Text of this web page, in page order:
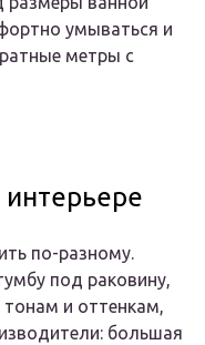
умываться и
метры с
по-разному.
под раковину,
и оттенкам,
большая